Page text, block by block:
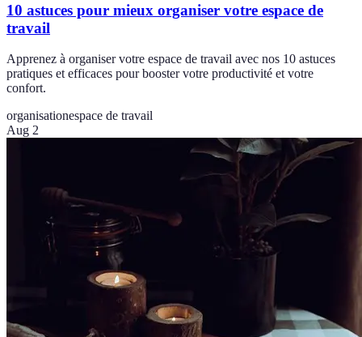
10 astuces pour mieux organiser votre espace de
travail
Apprenez à organiser votre espace de travail avec nos 10 astuces
pratiques et efficaces pour booster votre productivité et votre
confort.
organisationespace de travail
Aug 2